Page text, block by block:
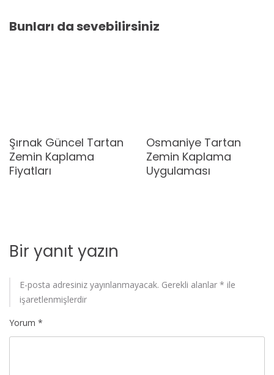
Bunları da sevebilirsiniz
Şırnak Güncel Tartan
Zemin Kaplama
Fiyatları
Osmaniye Tartan
Zemin Kaplama
Uygulaması
Bir yanıt yazın
E-posta adresiniz yayınlanmayacak. Gerekli alanlar * ile
işaretlenmişlerdir
Yorum *